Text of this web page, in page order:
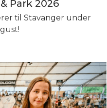
Park 2026
til Stavanger under